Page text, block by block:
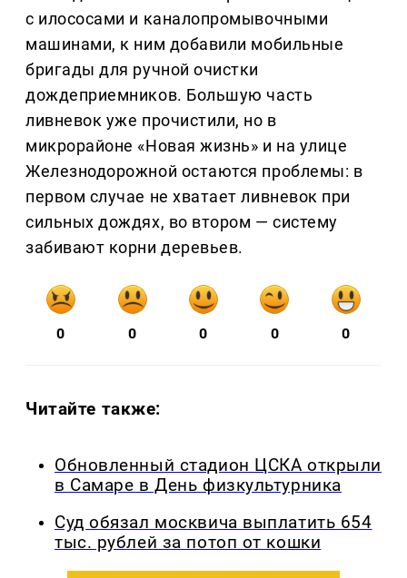
с илососами и каналопромывочными
машинами, к ним добавили мобильные
бригады для ручной очистки
дождеприемников. Большую часть
ливневок уже прочистили, но в
микрорайоне «Новая жизнь» и на улице
Железнодорожной остаются проблемы: в
первом случае не хватает ливневок при
сильных дождях, во втором — систему
забивают корни деревьев.
0 0 0 0 0
Читайте также:
Обновленный стадион ЦСКА открыли
в Самаре в День физкультурника
Суд обязал москвича выплатить 654
тыс. рублей за потоп от кошки